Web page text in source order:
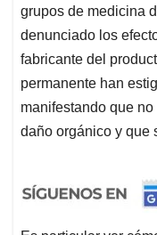
grupos de medicina
denunciado los
fabricante del
permanente han
manifestando que
daño orgánico y que